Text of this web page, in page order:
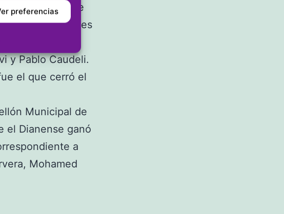
preferencias
a pesar de
los jugadores
y marcaron
y Pablo Caudeli.
el que cerró el
Municipal de
el Dianense ganó
a
Mohamed